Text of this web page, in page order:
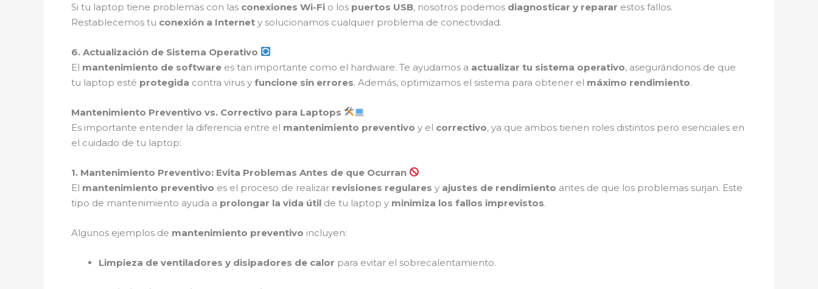
Si tu laptop tiene problemas con las conexiones Wi-Fi o los puertos USB, nosotros podemos diagnosticar y reparar estos fallos.
Restablecemos tu conexión a Internet y solucionamos cualquier problema de conectividad.
6. Actualización de Sistema Operativo
El mantenimiento de software es tan importante como el hardware. Te ayudamos a actualizar tu sistema operativo, asegurándonos de que
tu laptop esté protegida contra virus y funcione sin errores. Además, optimizamos el sistema para obtener el máximo rendimiento.
Mantenimiento Preventivo vs. Correctivo para Laptops
Es importante entender la diferencia entre el mantenimiento preventivo y el correctivo, ya que ambos tienen roles distintos pero esenciales en
el cuidado de tu laptop:
1. Mantenimiento Preventivo: Evita Problemas Antes de que Ocurran
El mantenimiento preventivo es el proceso de realizar revisiones regulares y ajustes de rendimiento antes de que los problemas surjan. Este
tipo de mantenimiento ayuda a prolongar la vida útil de tu laptop y minimiza los fallos imprevistos.
Algunos ejemplos de mantenimiento preventivo incluyen:
Limpieza de ventiladores y disipadores de calor para evitar el sobrecalentamiento.